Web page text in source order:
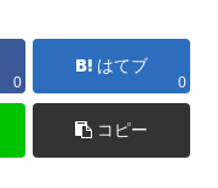
0
はてブ
0
コピー